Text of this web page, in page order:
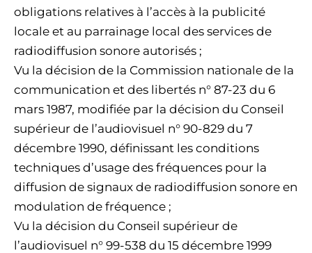
obligations relatives à l’accès à la publicité
locale et au parrainage local des services de
radiodiffusion sonore autorisés ;
Vu la décision de la Commission nationale de la
communication et des libertés n° 87-23 du 6
mars 1987, modifiée par la décision du Conseil
supérieur de l’audiovisuel n° 90-829 du 7
décembre 1990, définissant les conditions
techniques d’usage des fréquences pour la
diffusion de signaux de radiodiffusion sonore en
modulation de fréquence ;
Vu la décision du Conseil supérieur de
l’audiovisuel n° 99-538 du 15 décembre 1999